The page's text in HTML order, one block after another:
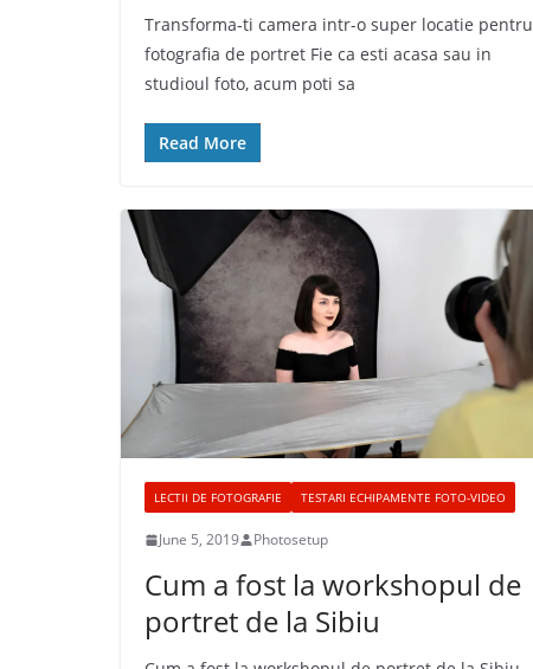
Transforma-ti camera intr-o super locatie pentru
fotografia de portret Fie ca esti acasa sau in
studioul foto, acum poti sa
Read More
LECTII DE FOTOGRAFIE TESTARI ECHIPAMENTE FOTO-VIDEO
June 5, 2019 Photosetup
Cum a fost la workshopul de
portret de la Sibiu